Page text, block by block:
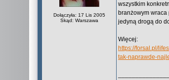
Dołączyła: 17 Lis 2005
Skąd: Warszawa
wszystkim
branżowym wraca
jedyną drogą do
Więcej:
https://forsal.pl/
tak-naprawde-